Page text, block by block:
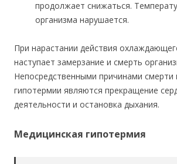
продолжает снижаться.
организма нарушается.
При нарастании действия
наступает замерзание и смерть
Непосредственными причинами смерти
гипотермии являются прекращение
деятельности и остановка дыхания.
Медицинская гипотермия